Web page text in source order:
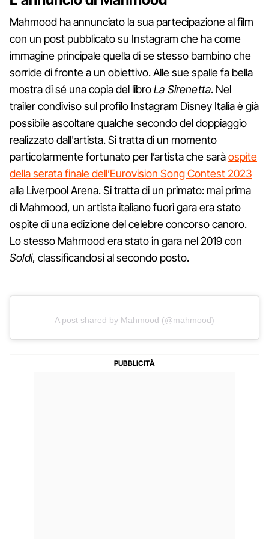
Mahmood ha annunciato la sua partecipazione al film
con un post pubblicato su Instagram che ha come
immagine principale quella di se stesso bambino che
sorride di fronte a un obiettivo. Alle sue spalle fa bella
mostra di sé una copia del libroLa Sirenetta. Nel
trailer condiviso sul profilo Instagram Disney Italia è già
possibile ascoltare qualche secondo del doppiaggio
realizzato dall'artista. Si tratta di un momento
particolarmente fortunato per l’artista che saràospite
della serata finale dell’Eurovision Song Contest 2023
alla Liverpool Arena. Si tratta di un primato: mai prima
di Mahmood, un artista italiano fuori gara era stato
ospite di una edizione del celebre concorso canoro.
Lo stesso Mahmood era stato in gara nel 2019 con
Soldi, classificandosi al secondo posto.
A post shared by Mahmood (@mahmood)